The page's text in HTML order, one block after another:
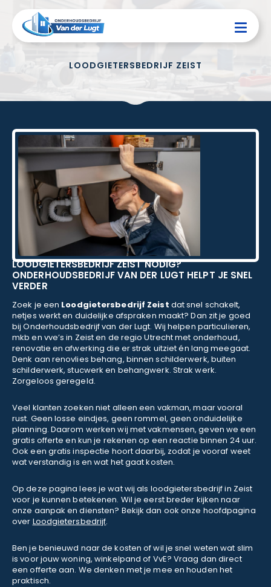
LOODGIETERSBEDRIJF ZEIST
LOODGIETERSBEDRIJF ZEIST NODIG?
ONDERHOUDSBEDRIJF VAN DER LUGT HELPT JE SNEL
VERDER
Zoek je een Loodgietersbedrijf Zeist dat snel schakelt,
netjes werkt en duidelijke afspraken maakt? Dan zit je goed
bij Onderhoudsbedrijf van der Lugt. Wij helpen particulieren,
mkb en vve’s in Zeist en de regio Utrecht met onderhoud,
renovatie en afwerking die er strak uitziet én lang meegaat.
Denk aan renovlies behang, binnen schilderwerk, buiten
schilderwerk, stucwerk en behangwerk. Strak werk.
Zorgeloos geregeld.
Veel klanten zoeken niet alleen een vakman, maar vooral
rust. Geen losse eindjes, geen rommel, geen onduidelijke
planning. Daarom werken wij met vakmensen, geven we een
gratis offerte en kun je rekenen op een reactie binnen 24 uur.
Ook een gratis inspectie hoort daarbij, zodat je vooraf weet
wat verstandig is en wat het gaat kosten.
Op deze pagina lees je wat wij als loodgietersbedrijf in Zeist
voor je kunnen betekenen. Wil je eerst breder kijken naar
onze aanpak en diensten? Bekijk dan ook onze hoofdpagina
over Loodgietersbedrijf.
Ben je benieuwd naar de kosten of wil je snel weten wat slim
is voor jouw woning, winkelpand of VvE? Vraag dan direct
een offerte aan. We denken met je mee en houden het
praktisch.